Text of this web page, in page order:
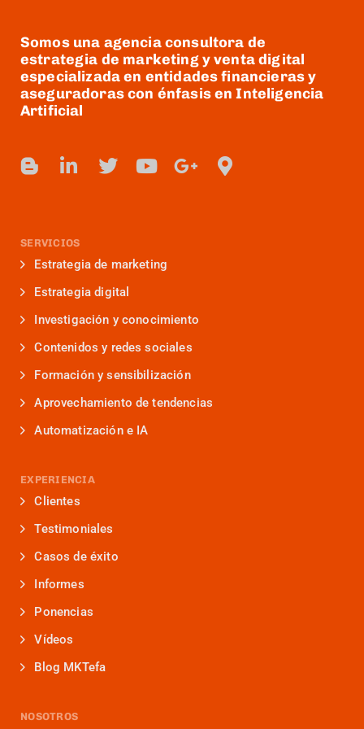
Somos una agencia consultora de
estrategia de marketing y venta digital
especializada en entidades financieras y
aseguradoras con énfasis en Inteligencia
Artificial
SERVICIOS
Estrategia de marketing
Estrategia digital
Investigación y conocimiento
Contenidos y redes sociales
Formación y sensibilización
Aprovechamiento de tendencias
Automatización e IA
EXPERIENCIA
Clientes
Testimoniales
Casos de éxito
Informes
Ponencias
Vídeos
Blog MKTefa
NOSOTROS